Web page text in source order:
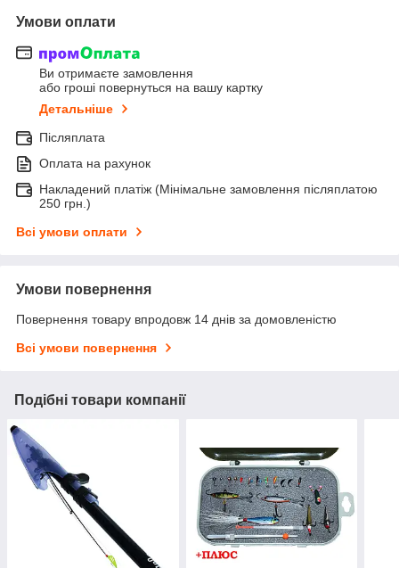
Умови оплати
Ви отримаєте замовлення
або гроші повернуться на вашу картку
Детальніше
Післяплата
Оплата на рахунок
Накладений платіж (Мінімальне замовлення післяплатою
250 грн.)
Всі умови оплати
Умови повернення
Повернення товару впродовж 14 днів за домовленістю
Всі умови повернення
Подібні товари компанії